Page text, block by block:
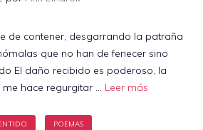
de contener, desgarrando la patraña
que no han de fenecer sino
El daño recibido es poderoso, la
hace regurgitar … Leer más